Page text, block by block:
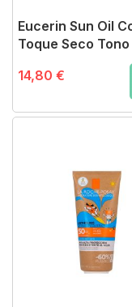
Eucerin Sun Oil
Toque Seco
14,80 €